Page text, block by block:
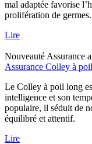
mal adaptée favorise
prolifération de germes.
Lire
Nouveauté Assurance
Assurance Colley à
Le Colley à poil long
intelligence et son
populaire, il séduit de
équilibré et attentif.
Lire